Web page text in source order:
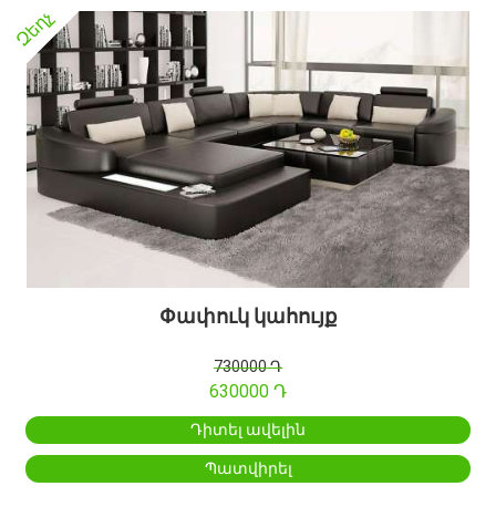
Զեղչ
Փափուկ կահույք
730000 Դ
630000 Դ
Դիտել ավելին
Պատվիրել